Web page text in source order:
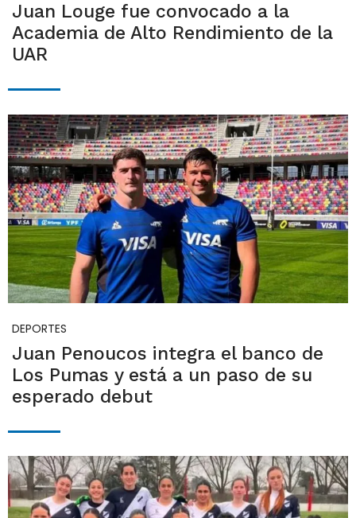
Juan Louge fue convocado a la
Academia de Alto Rendimiento de la
UAR
DEPORTES
Juan Penoucos integra el banco de
Los Pumas y está a un paso de su
esperado debut